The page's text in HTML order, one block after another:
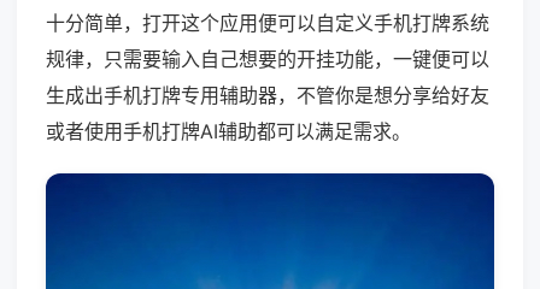
十分简单，打开这个应用便可以自定义手机打牌系统
规律，只需要输入自己想要的开挂功能，一键便可以
生成出手机打牌专用辅助器，不管你是想分享给好友
或者使用手机打牌AI辅助都可以满足需求。